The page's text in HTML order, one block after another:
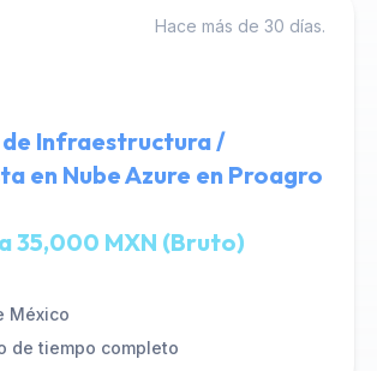
Hace más de 30 días.
Infraestructura /
en Nube Azure en Proagro
35,000 MXN (Bruto)
México
de tiempo completo